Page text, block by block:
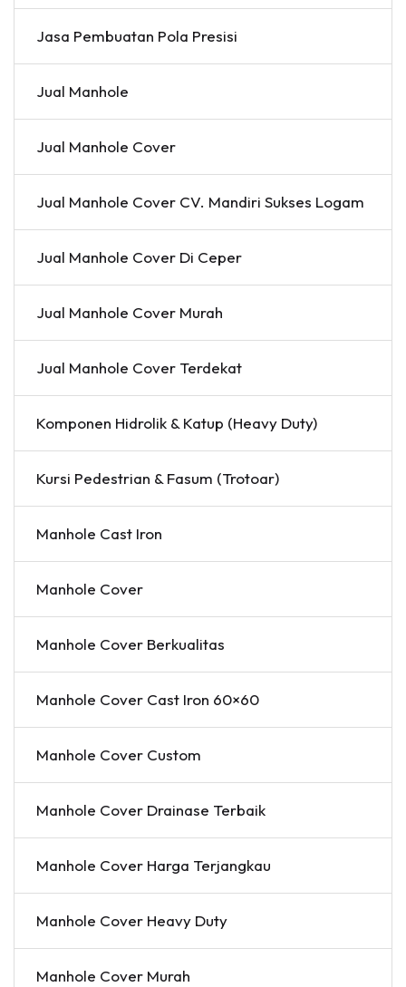
Jasa Pembuatan Pola Presisi
Jual Manhole
Jual Manhole Cover
Jual Manhole Cover CV. Mandiri Sukses Logam
Jual Manhole Cover Di Ceper
Jual Manhole Cover Murah
Jual Manhole Cover Terdekat
Komponen Hidrolik & Katup (Heavy Duty)
Kursi Pedestrian & Fasum (Trotoar)
Manhole Cast Iron
Manhole Cover
Manhole Cover Berkualitas
Manhole Cover Cast Iron 60×60
Manhole Cover Custom
Manhole Cover Drainase Terbaik
Manhole Cover Harga Terjangkau
Manhole Cover Heavy Duty
Manhole Cover Murah